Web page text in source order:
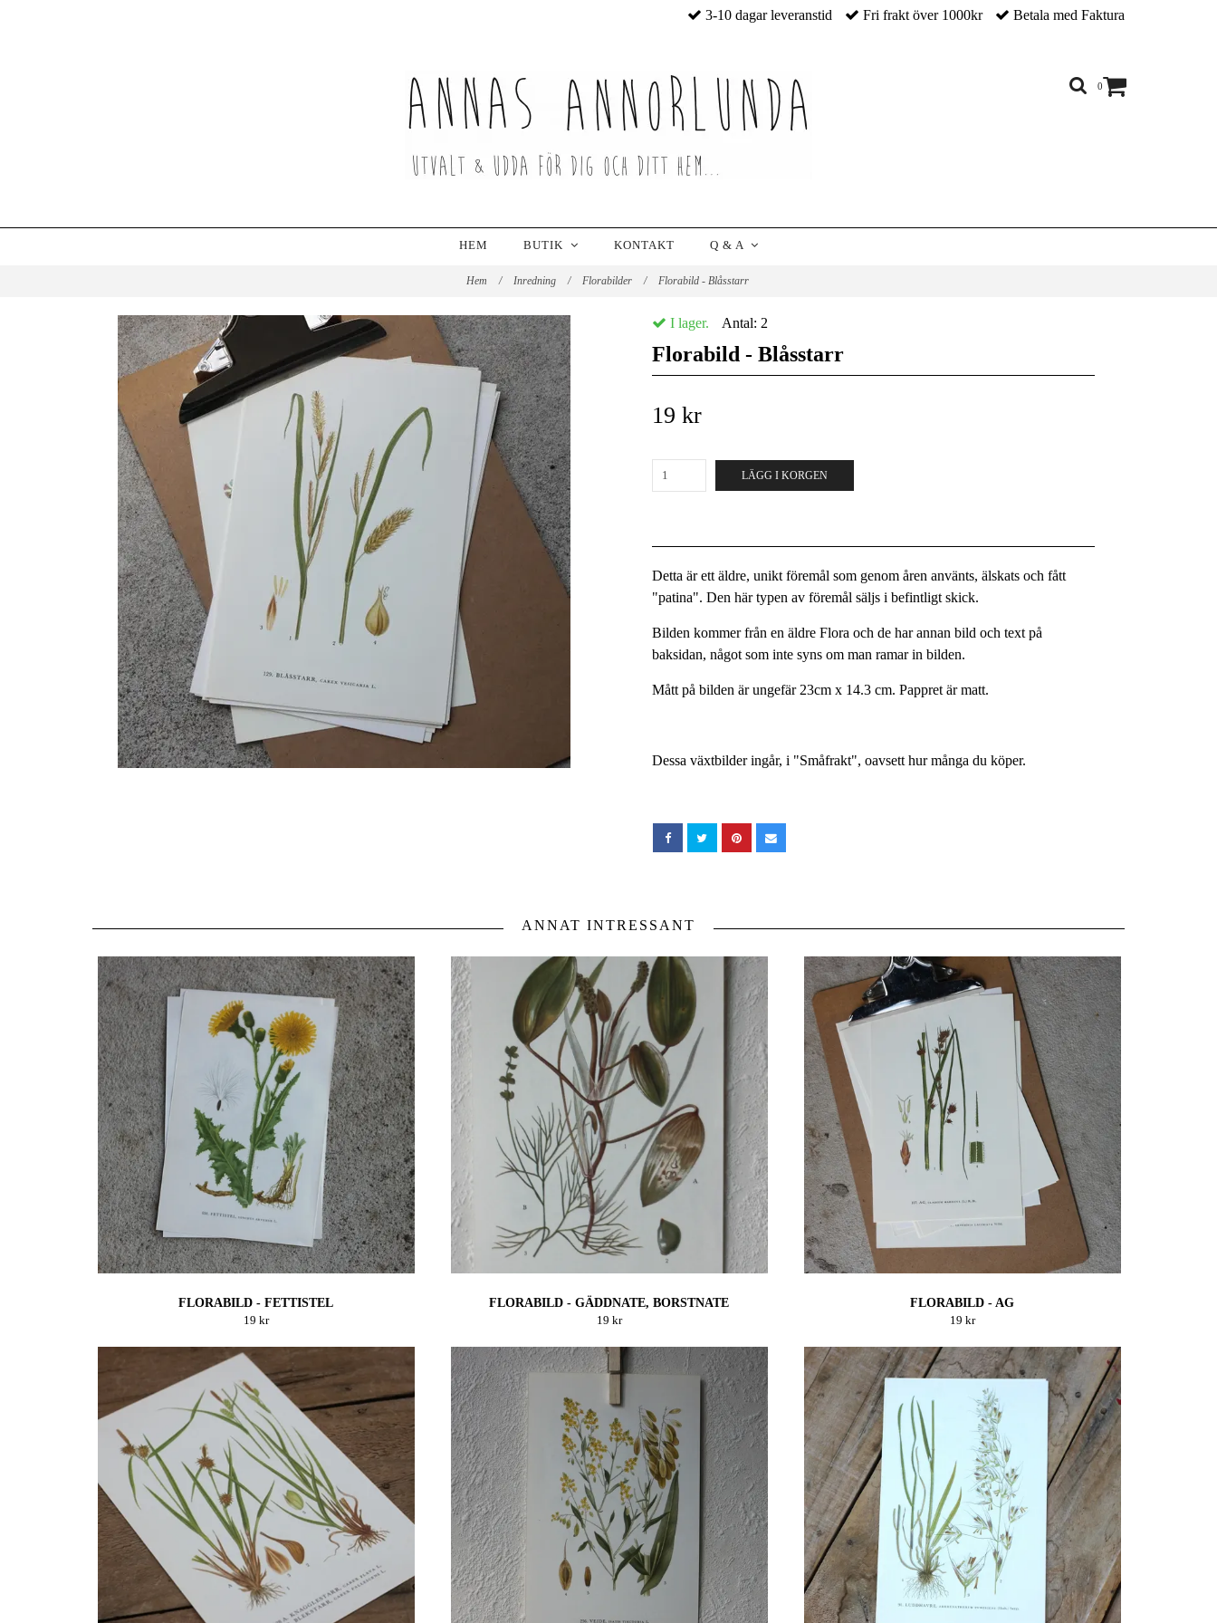
3-10 dagar leveranstid Fri frakt över 1000kr Betala med Faktura
0
HEM BUTIK KONTAKT Q & A
Hem / Inredning / Florabilder / Florabild - Blåsstarr
I lager. Antal: 2
Florabild - Blåsstarr
19 kr
LÄGG I KORGEN
Detta är ett äldre, unikt föremål som genom åren använts, älskats och fått
"patina". Den här typen av föremål säljs i befintligt skick.
Bilden kommer från en äldre Flora och de har annan bild och text på
baksidan, något som inte syns om man ramar in bilden.
Mått på bilden är ungefär 23cm x 14.3 cm. Pappret är matt.
Dessa växtbilder ingår, i "Småfrakt", oavsett hur många du köper.
ANNAT INTRESSANT
FLORABILD - FETTISTEL
19 kr
FLORABILD - GÄDDNATE, BORSTNATE
19 kr
FLORABILD - AG
19 kr